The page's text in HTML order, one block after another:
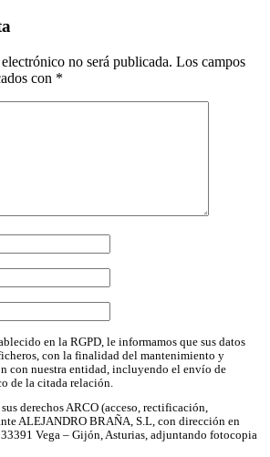
no será publicada. Los campos
con *
en la RGPD, le informamos que sus datos
con la finalidad del mantenimiento y
con nuestra entidad, incluyendo el envío de
de la citada relación.
derechos ARCO (acceso, rectificación,
ALEJANDRO BRAÑA, S.L, con dirección en
Vega – Gijón, Asturias, adjuntando fotocopia